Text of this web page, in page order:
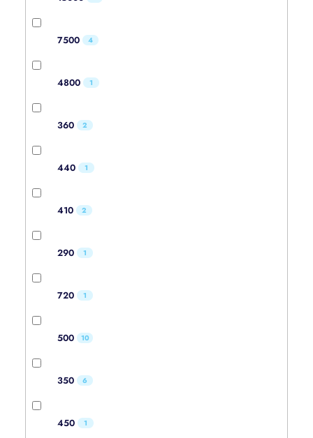
7500 4
4800 1
360 2
440 1
410 2
290 1
720 1
500 10
350 6
450 1